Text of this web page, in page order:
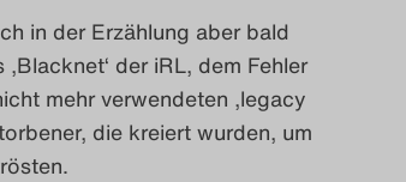
in der Erzählung aber bald
der iRL, dem Fehler
mehr verwendeten ‚legacy
die kreiert wurden, um